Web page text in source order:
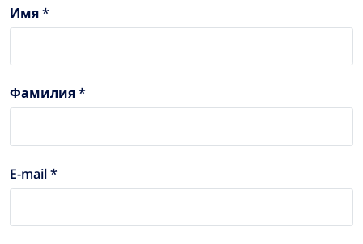
Имя *
Фамилия *
E-mail *